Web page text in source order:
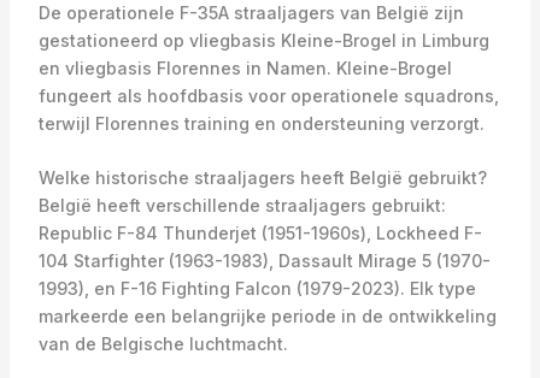
De operationele F-35A straaljagers van België zijn
gestationeerd op vliegbasis Kleine-Brogel in Limburg
en vliegbasis Florennes in Namen. Kleine-Brogel
fungeert als hoofdbasis voor operationele squadrons,
terwijl Florennes training en ondersteuning verzorgt.
Welke historische straaljagers heeft België gebruikt?
België heeft verschillende straaljagers gebruikt:
Republic F-84 Thunderjet (1951-1960s), Lockheed F-
104 Starfighter (1963-1983), Dassault Mirage 5 (1970-
1993), en F-16 Fighting Falcon (1979-2023). Elk type
markeerde een belangrijke periode in de ontwikkeling
van de Belgische luchtmacht.